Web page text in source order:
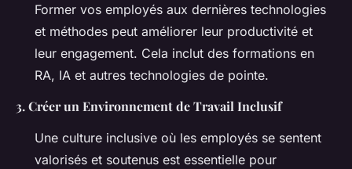
Former vos employés aux dernières technologies
et méthodes peut améliorer leur productivité et
leur engagement. Cela inclut des formations en
RA, IA et autres technologies de pointe.
3.Créer un Environnement de Travail Inclusif
Une culture inclusive où les employés se sentent
valorisés et soutenus est essentielle pour